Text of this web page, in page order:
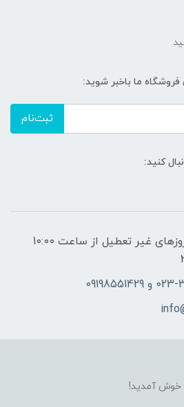
ما باخبر شوید:
ثبت‌نام
کنید:
ساعات پاسخگویی: فقط روزهای غیر تعطیل از ساعت 10:00
خوش آمدید!